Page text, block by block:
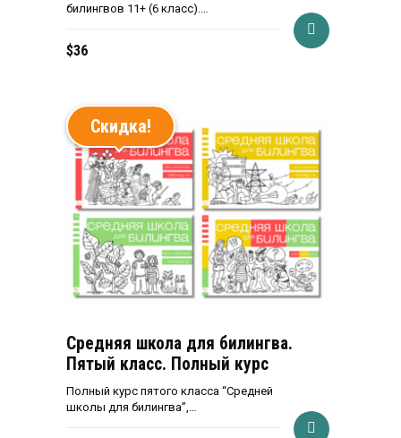
билингвов 11+ (6 класс).…
$36
Скидка!
Средняя школа для билингва.
Пятый класс. Полный курс
Полный курс пятого класса “Средней
школы для билингва”,…